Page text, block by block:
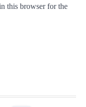
this browser for the